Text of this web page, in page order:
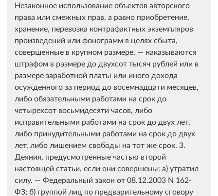
Незаконное использование объектов авторского
права или смежных прав, а равно приобретение,
хранение, перевозка контрафактных экземпляров
произведений или фонограмм в целях сбыта,
совершенные в крупном размере, — наказываются
штрафом в размере до двухсот тысяч рублей или в
размере заработной платы или иного дохода
осужденного за период до восемнадцати месяцев,
либо обязательными работами на срок до
четырехсот восьмидесяти часов, либо
исправительными работами на срок до двух лет,
либо принудительными работами на срок до двух
лет, либо лишением свободы на тот же срок. 3.
Деяния, предусмотренные частью второй
настоящей статьи, если они совершены: а) утратил
силу. — Федеральный закон от 08.12.2003 N 162-
ФЗ; б) группой лиц по предварительному сговору